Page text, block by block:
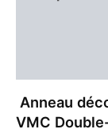
Anneau
VMC